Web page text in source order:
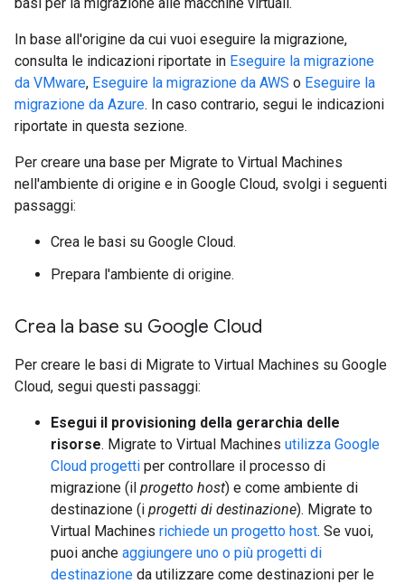
In base all'origine da cui vuoi eseguire la migrazione,
consulta le indicazioni riportate in Eseguire la migrazione
da VMware, Eseguire la migrazione da AWS o Eseguire la
migrazione da Azure. In caso contrario, segui le indicazioni
riportate in questa sezione.
Per creare una base per Migrate to Virtual Machines
nell'ambiente di origine e in Google Cloud, svolgi i seguenti
passaggi:
Crea le basi su Google Cloud.
Prepara l'ambiente di origine.
Crea la base su Google Cloud
Per creare le basi di Migrate to Virtual Machines su Google
Cloud, segui questi passaggi:
Esegui il provisioning della gerarchia delle
risorse. Migrate to Virtual Machines utilizza Google
Cloud progetti per controllare il processo di
migrazione (il progetto host) e come ambiente di
destinazione (i progetti di destinazione). Migrate to
Virtual Machines richiede un progetto host. Se vuoi,
puoi anche aggiungere uno o più progetti di
destinazione da utilizzare come destinazioni per le